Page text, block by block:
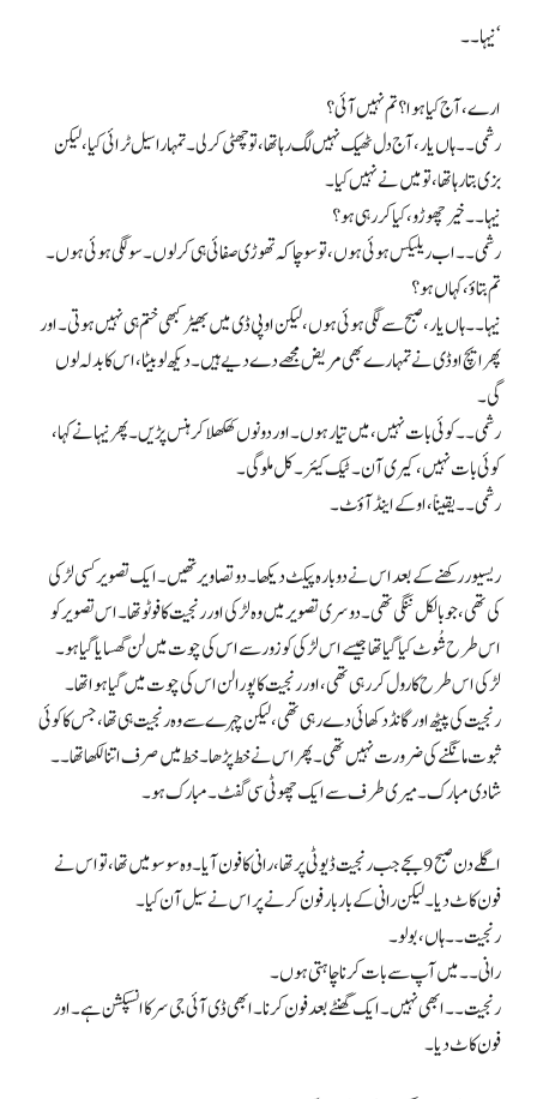
نیہا۔۔ ‘
ارے، آج کیا ہوا؟ تم نہیں آئی؟
رشمی۔۔ ہاں یار، آج دل ٹھیک نہیں لگ رہا تھا، تو چھٹی کرلی۔ تمہارا سیل ٹرائی کیا، لیکن
بزی بتا رہا تھا، تو میں نے نہیں کیا۔
نیہا۔۔ خیر چھوڑو، کیا کر رہی ہو؟
رشمی۔۔ اب ریلیکس ہوئی ہوں، تو سوچا کہ تھوڑی صفائی ہی کرلوں۔ سو لگی ہوئی ہوں۔
تم بتاؤ، کہاں ہو؟
نیہا۔۔ ہاں یار، صبح سے لگی ہوئی ہوں، لیکن او پی ڈی میں بھیڑ کبھی ختم ہی نہیں ہوتی۔ اور
پھر ایچ او ڈی نے تمہارے بھی مریض مجھے دے دیے ہیں۔ دیکھ لو بیٹا، اس کا بدلہ لوں
گی۔
رشمی۔۔ کوئی بات نہیں، میں تیار ہوں۔ اور دونوں کھلکھلا کر ہنس پڑیں۔ پھر نیہا نے کہا،
کوئی بات نہیں، کیری آن۔ ٹیک کیئر۔ کل ملو گی۔
رشمی۔۔ یقیناً، اوکے اینڈ آؤٹ۔
ریسیور رکھنے کے بعد اس نے دوبارہ پیکٹ دیکھا۔ دو تصاویر تھیں۔ ایک تصویر کسی لڑکی
کی تھی، جو بالکل ننگی تھی۔ دوسری تصویر میں وہ لڑکی اور رنجیت کا فوٹو تھا۔ اس تصویر کو
اس طرح شُوٹ کیا گیا تھا جیسے اس لڑکی کو زور سے اس کی چوت میں لن گھسایا گیا ہو۔
لڑکی اس طرح کا رول کر رہی تھی، اور رنجیت کا پورا لن اس کی چوت میں گیا ہوا تھا۔
رنجیت کی پیٹھ اور گانڈ دکھائی دے رہی تھی، لیکن چہرے سے وہ رنجیت ہی تھا، جس کا کوئی
ثبوت مانگنے کی ضرورت نہیں تھی۔ پھر اس نے خط پڑھا۔ خط میں صرف اتنا لکھا تھا۔۔
شادی مبارک۔ میری طرف سے ایک چھوٹی سی گفٹ۔ مبارک ہو۔
اگلے دن صبح 9 بجے جب رنجیت ڈیوٹی پر تھا، رانی کا فون آیا۔ وہ سوسو میں تھا، تو اس نے
فون کاٹ دیا۔ لیکن رانی کے بار بار فون کرنے پر اس نے سیل آن کیا۔
رنجیت۔۔ ہاں، بولو۔
رانی۔۔ میں آپ سے بات کرنا چاہتی ہوں۔
رنجیت۔۔ ابھی نہیں۔ ایک گھنٹے بعد فون کرنا۔ ابھی ڈی آئی جی سر کا انسپکشن ہے۔ اور
فون کاٹ دیا۔